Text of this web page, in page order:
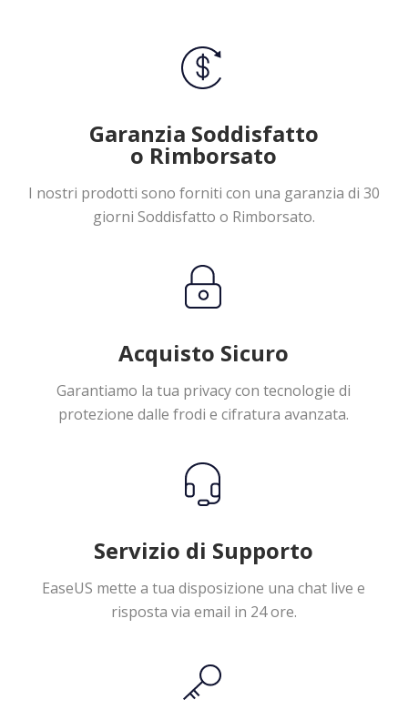
Garanzia Soddisfatto
o Rimborsato
I nostri prodotti sono forniti con una garanzia di 30
giorni Soddisfatto o Rimborsato.
Acquisto Sicuro
Garantiamo la tua privacy con tecnologie di
protezione dalle frodi e cifratura avanzata.
Servizio di Supporto
EaseUS mette a tua disposizione una chat live e
risposta via email in 24 ore.